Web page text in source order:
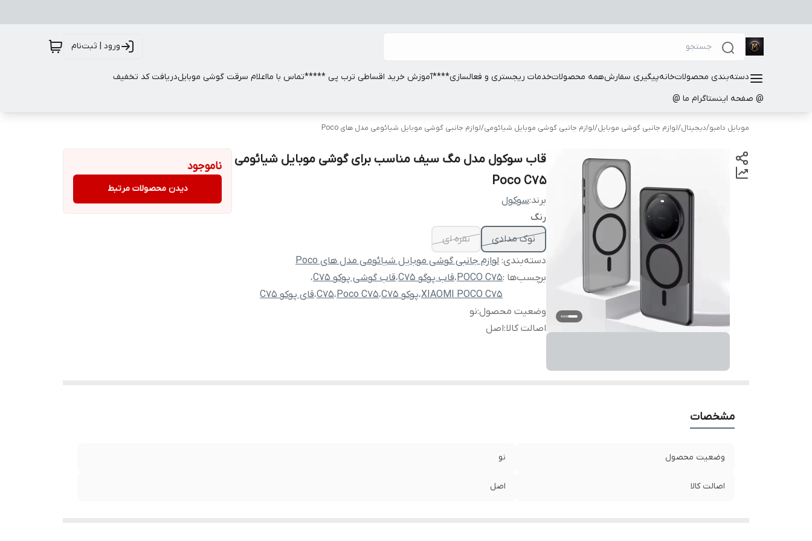
ورود | ثبت‌نام
دسته‌بندی محصولاتخانهپیگیری سفارشهمه محصولاتخدمات ریجستری و فعالسازی****آموزش خرید اقساطی ترب پی *****تماس با مااعلام سرقت گوشی موبایلدریافت کد تخفیف
@ صفحه اینستاگرام ما @
موبایل دامبو/دیجیتال/لوازم جانبی گوشی موبایل/لوازم جانبی گوشی موبایل شیائومی/لوازم جانبی گوشی موبایل شیائومی مدل های Poco
قاب سوکول مدل مگ سیف مناسب برای گوشی موبایل شیائومی
Poco C75
برند:سوکول
رنگ
نوک مدادی
نقره ای
دسته‌بندی: لوازم جانبی گوشی موبایل شیائومی مدل های Poco
برچسب‌ها :POCO C75،قاب پوگو C75 ،قاب گوشی پوکو C75
،
XIAOMI POCO C75،پوکو C75 ،Poco C75،C75،قای پوکو C75
وضعیت محصول:نو
اصالت کالا:اصل
ناموجود
دیدن محصولات مرتبط
مشخصات
وضعیت محصول نو
اصالت کالا اصل